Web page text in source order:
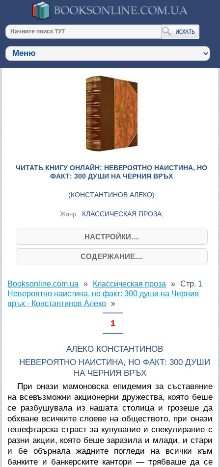
ЧИТАТЬ КНИГУ ОНЛАЙН: НЕВЕРОЯТНО НАИСТИНА, НО
ФАКТ: 300 ДУШИ НА ЧЕРНИЯ ВРЪХ
(КОНСТАНТИНОВ АЛЕКО)
Жанр : КЛАССИЧЕСКАЯ ПРОЗА;
НАСТРОЙКИ....
СОДЕРЖАНИЕ....
Booksonline.com.ua
Классическая проза
Невероятно наистина, но факт: 300 души на Черния
връх - Константинов Алеко
Стр. 1
1
АЛЕКО КОНСТАНТИНОВ
НЕВЕРОЯТНО НАИСТИНА, НО ФАКТ: 300 ДУШИ
НА ЧЕРНИЯ ВРЪХ
При онази мамоновска епидемия за съставяние
на всевъзможни акционерни дружества, която беше
се разбушувала из нашата столица и грозеше да
обхване всичките слоеве на обществото, при онази
гешефтарска страст за купувание и спекулирание с
разни акции, която беше заразила и млади, и стари
и бе обърнала жадните погледи на всички към
банките и банкерските кантори — трябваше да се